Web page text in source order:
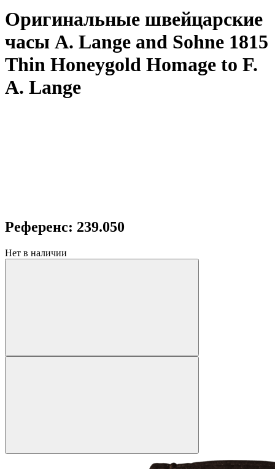
Оригинальные швейцарские
часы A. Lange and Sohne 1815
Thin Honeygold Homage to F.
A. Lange
Референс: 239.050
Нет в наличии